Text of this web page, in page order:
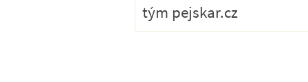
tým pejskar.cz